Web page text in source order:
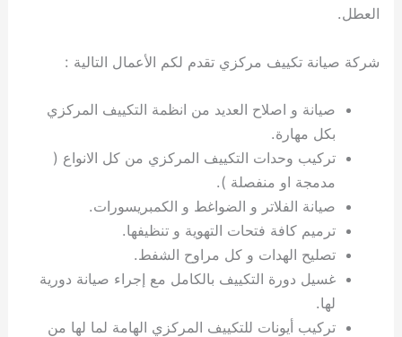
العطل.
شركة صيانة تكييف مركزي تقدم لكم الأعمال التالية :
صيانة و اصلاح العديد من انظمة التكييف المركزي
بكل مهارة.
تركيب وحدات التكييف المركزي من كل الانواع (
مدمجة او منفصلة ).
صيانة الفلاتر و الضواغط و الكمبريسورات.
ترميم كافة فتحات التهوية و تنظيفها.
تصليح الهدات و كل مراوح الشفط.
غسيل دورة التكييف بالكامل مع إجراء صيانة دورية
لها.
تركيب أيونات للتكييف المركزي الهامة لما لها من